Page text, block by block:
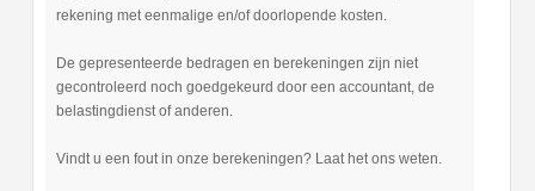
rekening met eenmalige en/of doorlopende kosten.
De gepresenteerde bedragen en berekeningen zijn niet
gecontroleerd noch goedgekeurd door een accountant, de
belastingdienst of anderen.
Vindt u een fout in onze berekeningen? Laat het ons weten.